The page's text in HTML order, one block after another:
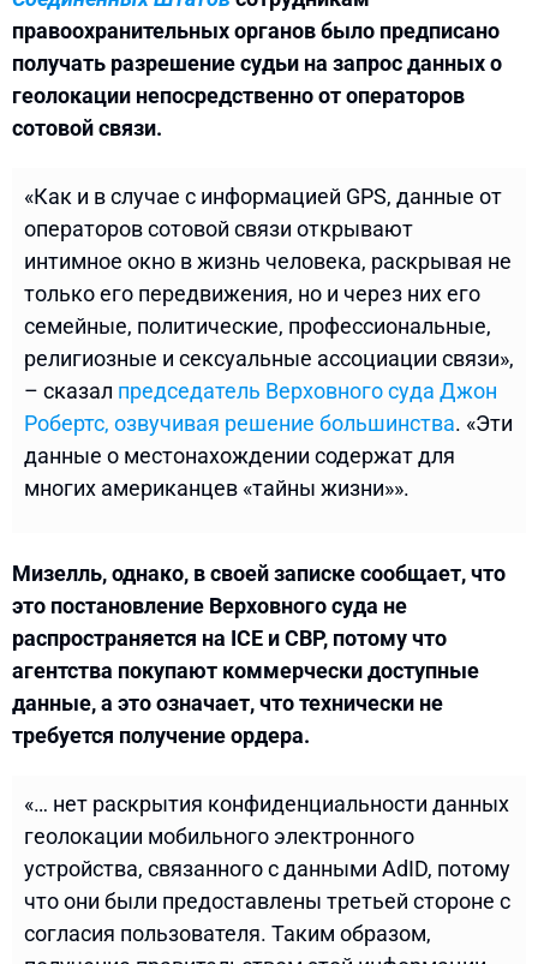
правоохранительных органов было предписано
получать разрешение судьи на запрос данных о
геолокации непосредственно от операторов
сотовой связи.
«Как и в случае с информацией GPS, данные от
операторов сотовой связи открывают
интимное окно в жизнь человека, раскрывая не
только его передвижения, но и через них его
семейные, политические, профессиональные,
религиозные и сексуальные ассоциации связи»,
– сказал председатель Верховного суда Джон
Робертс, озвучивая решение большинства. «Эти
данные о местонахождении содержат для
многих американцев «тайны жизни»».
Мизелль, однако, в своей записке сообщает, что
это постановление Верховного суда не
распространяется на ICE и CBP, потому что
агентства покупают коммерчески доступные
данные, а это означает, что технически не
требуется получение ордера.
«… нет раскрытия конфиденциальности данных
геолокации мобильного электронного
устройства, связанного с данными AdID, потому
что они были предоставлены третьей стороне с
согласия пользователя. Таким образом,